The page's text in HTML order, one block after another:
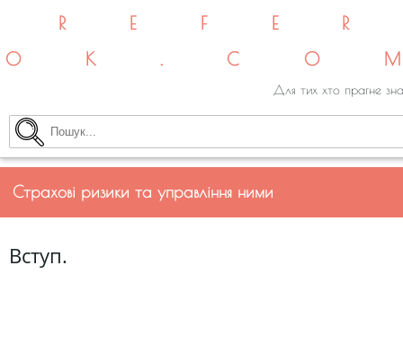
Для тих хто прагне
Страхові ризики та управління ними
Вступ.